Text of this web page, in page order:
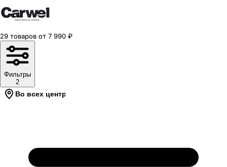
29 товаров от 7 990 ₽
Фильтры
2
Во всех центрах